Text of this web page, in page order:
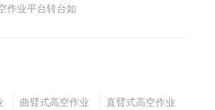
作业平台转台如
曲臂式高空作业
直臂式高空作业